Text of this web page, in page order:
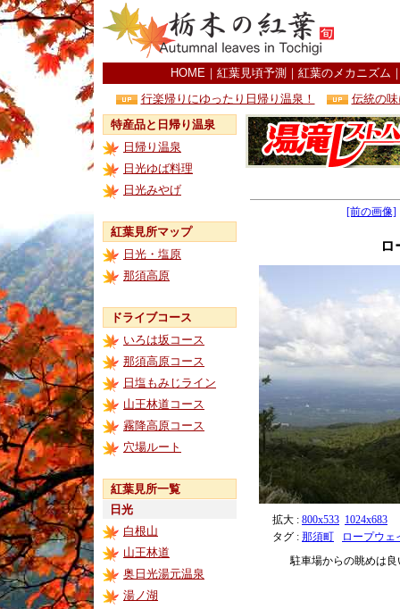
HOME ｜ 紅葉見頃予測 ｜ 紅葉のメカニズム
行楽帰りにゆったり日帰り温泉！
伝統の
特産品と日帰り温泉
日帰り温泉
日光ゆば料理
日光みやげ
紅葉見所マップ
日光・塩原
那須高原
ドライブコース
いろは坂コース
那須高原コース
日塩もみじライン
山王林道コース
霧降高原コース
穴場ルート
紅葉見所一覧
日光
白根山
山王林道
奥日光湯元温泉
湯ノ湖
[前の画像]
ロ
拡大 : 800x533 1024x683
タグ : 那須町
ロープウェ
駐車場からの眺めは